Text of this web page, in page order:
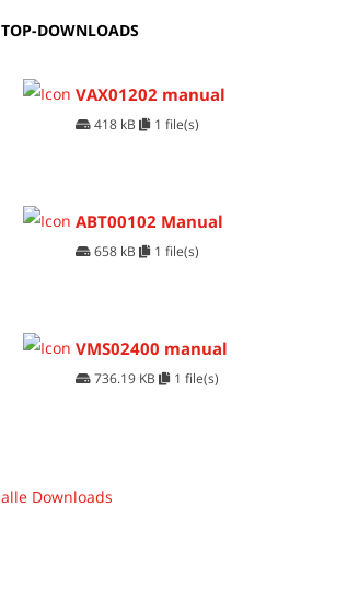
TOP-DOWNLOADS
VAX01202 manual
418 kB 1 file(s)
ABT00102 Manual
658 kB 1 file(s)
VMS02400 manual
736.19 KB 1 file(s)
alle Downloads